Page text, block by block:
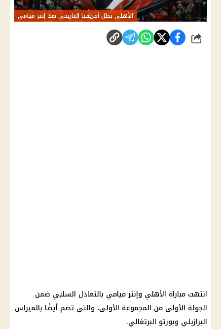
الأهلي بطل أفريقيا التاريخي ضد إنتر ميامي
شارك
انتهت مباراة الأهلي وإنتر ميامي بالتعادل السلبي ضمن
الجولة الأولى من المجموعة الأولى، والتي تضم أيضًا بالميراس
البرازيلي وبورتو البرتغالي.